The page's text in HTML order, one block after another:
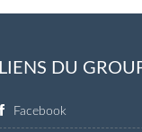
LIENS DU
Facebook